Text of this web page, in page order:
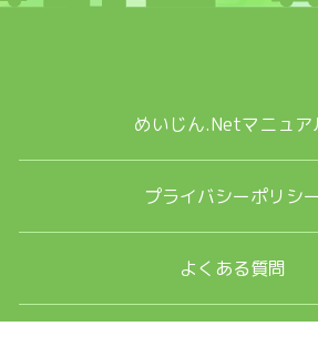
めいじん.Netマニュア
プライバシーポリシー
よくある質問